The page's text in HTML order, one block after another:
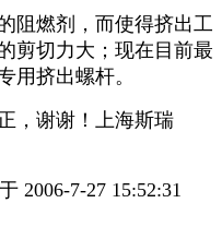
阻燃剂，而使得挤出工
剪切力大；现在目前最
用挤出螺杆。
，谢谢！上海斯瑞
2006-7-27 15:52:31